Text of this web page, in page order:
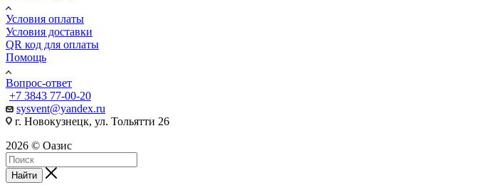
Условия оплаты
Условия доставки
QR код для оплаты
Помощь
Вопрос-ответ
+7 3843 77-00-20
sysvent@yandex.ru
г. Новокузнецк, ул. Тольятти 26
2026 © Оазис
Найти